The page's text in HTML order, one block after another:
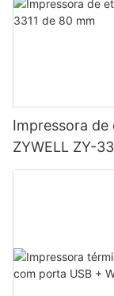
Impressora
ZYWELL ZY-